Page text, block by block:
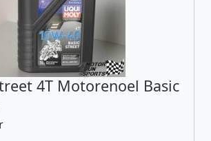
4T Motorenoel Basic